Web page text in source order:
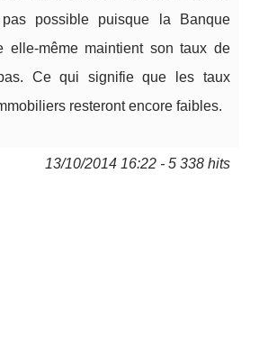
possible puisque la Banque
elle-même maintient son taux de
Ce qui signifie que les taux
resteront encore faibles.
13/10/2014 16:22 - 5 338 hits